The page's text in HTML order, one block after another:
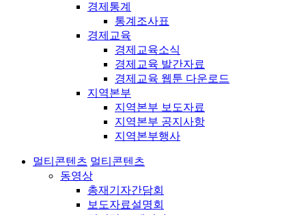
경제통계
통계조사표
경제교육
경제교육소식
경제교육 발간자료
경제교육 웹툰 다운로드
지역본부
지역본부 보도자료
지역본부 공지사항
지역본부행사
멀티콘텐츠 멀티콘텐츠
동영상
총재기자간담회
보도자료설명회